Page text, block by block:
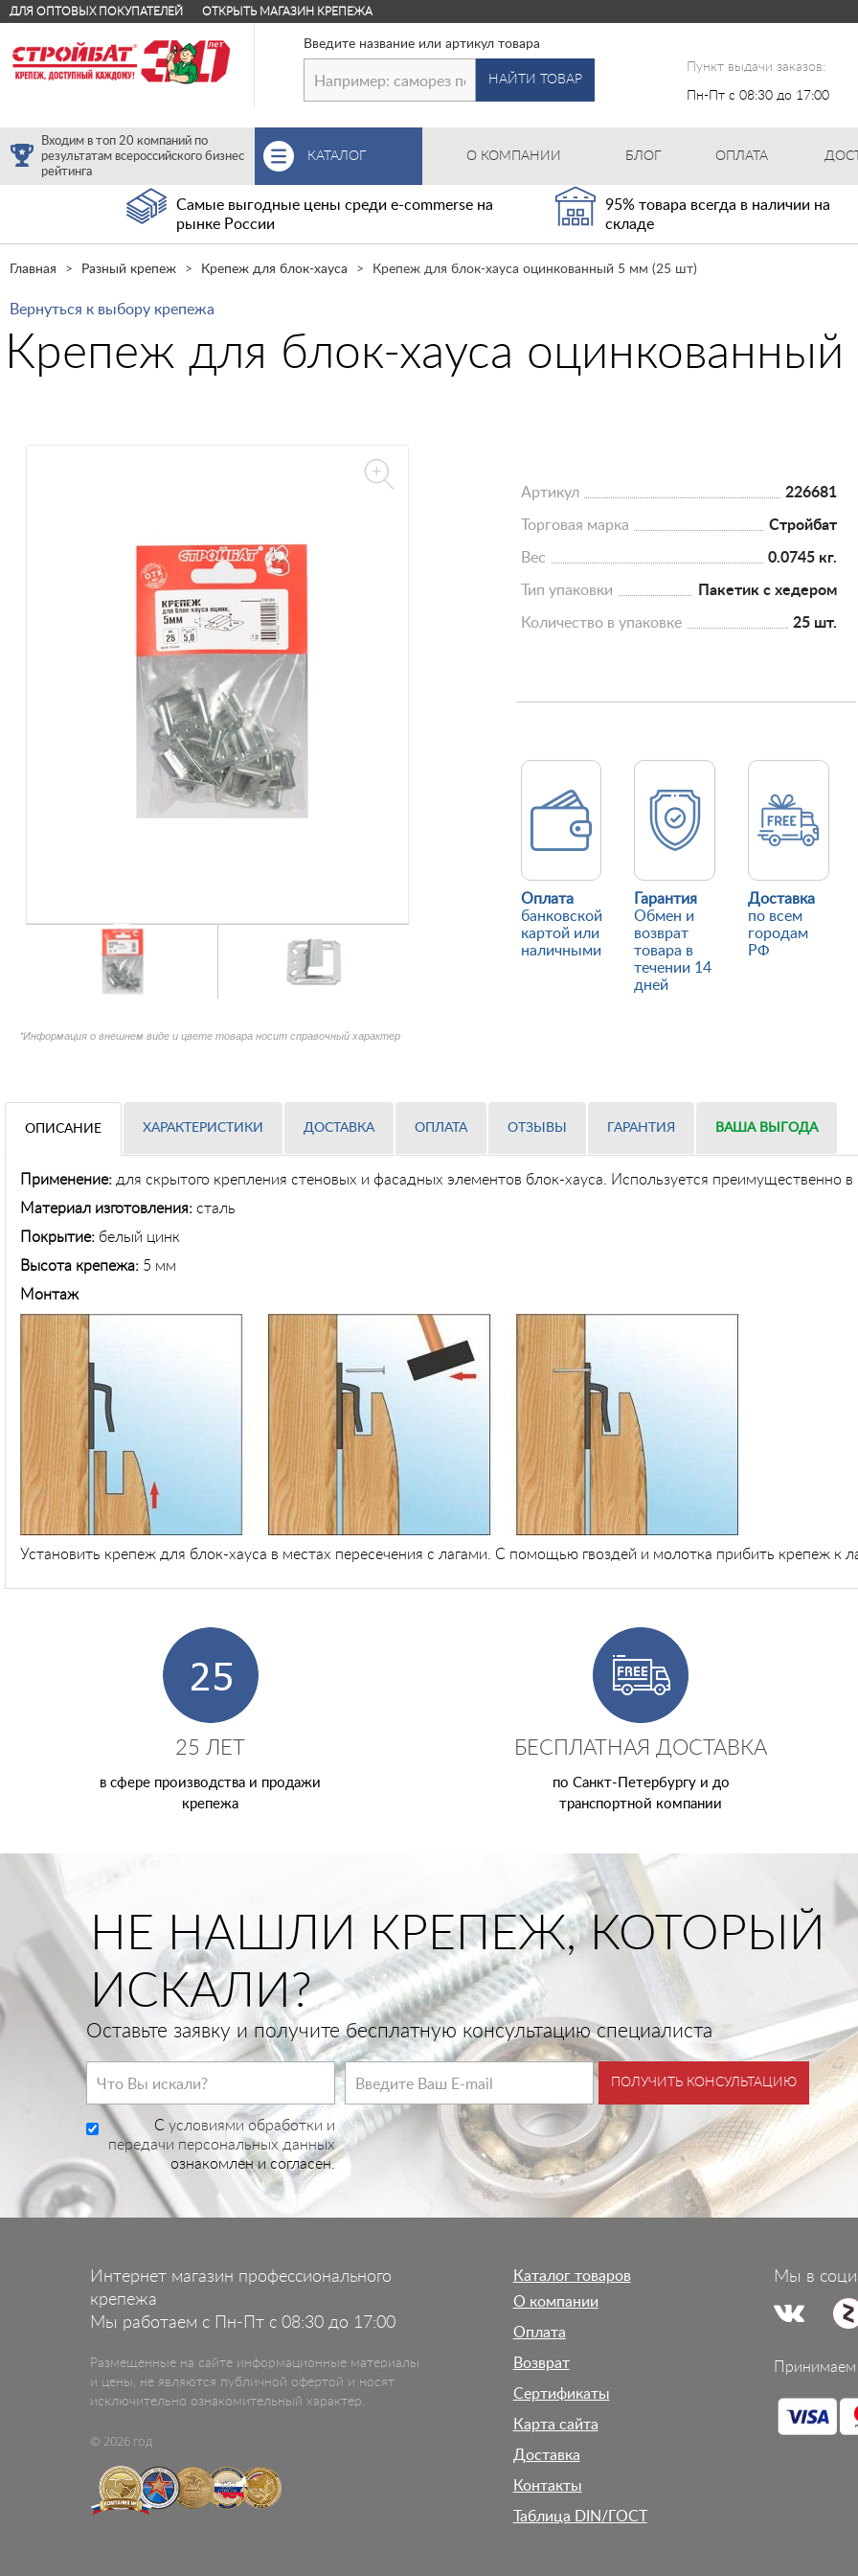
ДЛЯ ОПТОВЫХ ПОКУПАТЕЛЕЙ ОТКРЫТЬ МАГАЗИН КРЕПЕЖА
Введите название или артикул товара
НАЙТИ ТОВАР
Пункт выдачи заказов:
Пн-Пт с 08:30 до 17:00
Входим в топ 20 компаний по
результатам всероссийского бизнес
рейтинга
КАТАЛОГ О КОМПАНИИ БЛОГ ОПЛАТА
Самые выгодные цены среди e-commerse на
рынке России
95% товара всегда в наличии на
складе
Главная Разный крепеж Крепеж для блок-хауса Крепеж для блок-хауса оцинкованный 5 мм (25 шт)
Вернуться к выбору крепежа
Крепеж для блок-хауса
*Информация о внешнем виде и цвете товара носит справочный характер
Артикул 226681
Торговая марка Стройбат
Вес 0.0745 кг.
Тип упаковки Пакетик с хедером
Количество в упаковке 25 шт.
Оплата
банковской
картой или
наличными
Гарантия
Обмен и
возврат
товара в
течении 14
дней
Доставка
по всем
городам
РФ
ОПИСАНИЕ ХАРАКТЕРИСТИКИ ДОСТАВКА ОПЛАТА ОТЗЫВЫ ГАРАНТИЯ ВАША ВЫГОДА
Применение: для скрытого крепления стеновых и фасадных элементов блок-хауса. Используется преимущественно в
Материал изготовления: сталь
Покрытие: белый цинк
Высота крепежа: 5 мм
Монтаж
Установить крепеж для блок-хауса в местах пересечения с лагами. С помощью гвоздей и молотка прибить крепеж к
25 ЛЕТ
в сфере производства и продажи
крепежа
БЕСПЛАТНАЯ ДОСТАВКА
по Санкт-Петербургу и до
транспортной компании
НЕ НАШЛИ КРЕПЕЖ, КОТОРЫЙ
ИСКАЛИ?
Оставьте заявку и получите бесплатную консультацию специалиста
C условиями обработки и
передачи персональных данных
ознакомлен и согласен.
ПОЛУЧИТЬ КОНСУЛЬТАЦИЮ
Интернет магазин профессионального
крепежа
Мы работаем с Пн-Пт с 08:30 до 17:00
Размещенные на сайте информационные материалы
и цены, не являются публичной офертой и носят
исключительно ознакомительный характер.
© 2026 год
Каталог товаров
О компании
Оплата
Возврат
Сертификаты
Карта сайта
Доставка
Контакты
Таблица DIN/ГОСТ
Мы в